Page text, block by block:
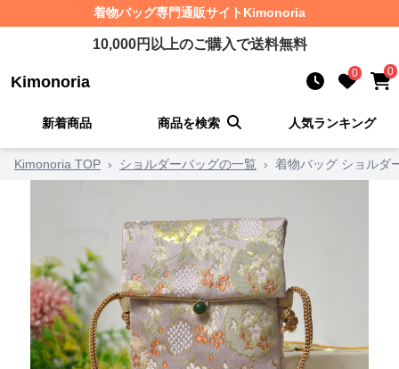
着物バッグ専門通販サイト Kimonoria
10,000円以上のご購入で送料無料
Kimonoria 0 0
新着商品 商品を検索 人気ランキング
Kimonoria TOP › ショルダーバッグの一覧 › 着物バッグ ショルダ